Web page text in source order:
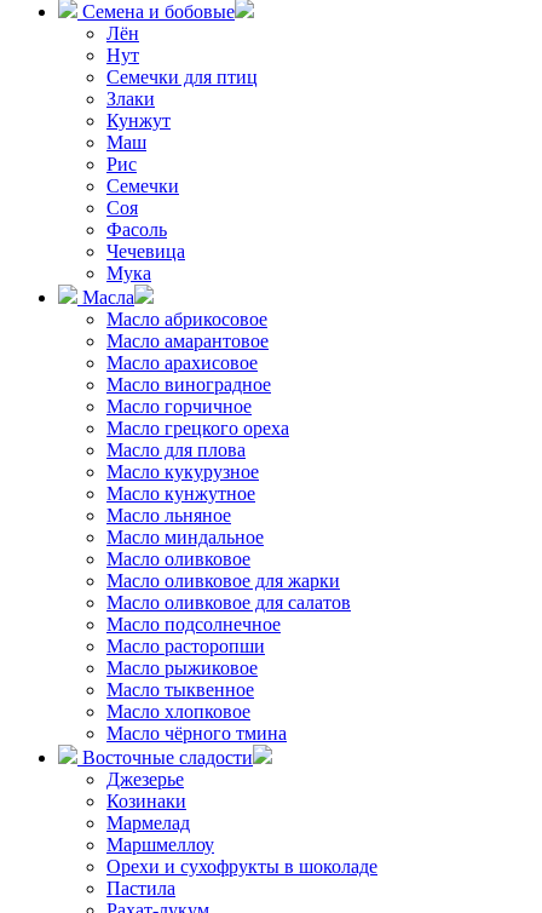
Семена и бобовые
Лён
Нут
Семечки для птиц
Злаки
Кунжут
Маш
Рис
Семечки
Соя
Фасоль
Чечевица
Мука
Масла
Масло абрикосовое
Масло амарантовое
Масло арахисовое
Масло виноградное
Масло горчичное
Масло грецкого ореха
Масло для плова
Масло кукурузное
Масло кунжутное
Масло льняное
Масло миндальное
Масло оливковое
Масло оливковое для жарки
Масло оливковое для салатов
Масло подсолнечное
Масло расторопши
Масло рыжиковое
Масло тыквенное
Масло хлопковое
Масло чёрного тмина
Восточные сладости
Джезерье
Козинаки
Мармелад
Маршмеллоу
Орехи и сухофрукты в шоколаде
Пастила